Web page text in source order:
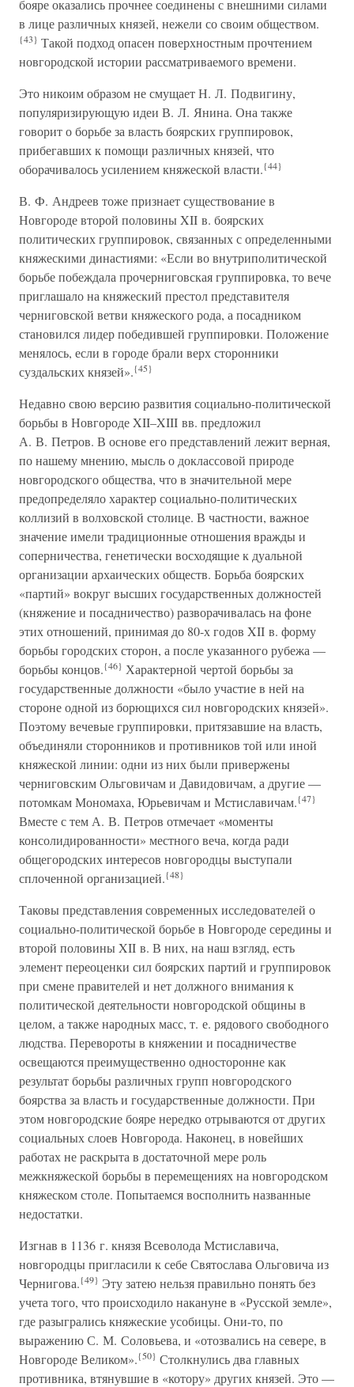
бояре оказались прочнее соединены с внешними силами
в лице различных князей, нежели со своим обществом.
{43} Такой подход опасен поверхностным прочтением
новгородской истории рассматриваемого времени.
Это никоим образом не смущает Н. Л. Подвигину,
популяризирующую идеи В. Л. Янина. Она также
говорит о борьбе за власть боярских группировок,
прибегавших к помощи различных князей, что
оборачивалось усилением княжеской власти.{44}
В. Ф. Андреев тоже признает существование в
Новгороде второй половины XII в. боярских
политических группировок, связанных с определенными
княжескими династиями: «Если во внутриполитической
борьбе побеждала прочерниговская группировка, то вече
приглашало на княжеский престол представителя
черниговской ветви княжеского рода, а посадником
становился лидер победившей группировки. Положение
менялось, если в городе брали верх сторонники
суздальских князей».{45}
Недавно свою версию развития социально-политической
борьбы в Новгороде XII–XIII вв. предложил
А. В. Петров. В основе его представлений лежит верная,
по нашему мнению, мысль о доклассовой природе
новгородского общества, что в значительной мере
предопределяло характер социально-политических
коллизий в волховской столице. В частности, важное
значение имели традиционные отношения вражды и
соперничества, генетически восходящие к дуальной
организации архаических обществ. Борьба боярских
«партий» вокруг высших государственных должностей
(княжение и посадничество) разворачивалась на фоне
этих отношений, принимая до 80-х годов XII в. форму
борьбы городских сторон, а после указанного рубежа —
борьбы концов.{46} Характерной чертой борьбы за
государственные должности «было участие в ней на
стороне одной из борющихся сил новгородских князей».
Поэтому вечевые группировки, притязавшие на власть,
объединяли сторонников и противников той или иной
княжеской линии: одни из них были привержены
черниговским Ольговичам и Давидовичам, а другие —
потомкам Мономаха, Юрьевичам и Мстиславичам.{47}
Вместе с тем А. В. Петров отмечает «моменты
консолидированности» местного веча, когда ради
общегородских интересов новгородцы выступали
сплоченной организацией.{48}
Таковы представления современных исследователей о
социально-политической борьбе в Новгороде середины и
второй половины XII в. В них, на наш взгляд, есть
элемент переоценки сил боярских партий и группировок
при смене правителей и нет должного внимания к
политической деятельности новгородской общины в
целом, а также народных масс, т. е. рядового свободного
людства. Перевороты в княжении и посадничестве
освещаются преимущественно односторонне как
результат борьбы различных групп новгородского
боярства за власть и государственные должности. При
этом новгородские бояре нередко отрываются от других
социальных слоев Новгорода. Наконец, в новейших
работах не раскрыта в достаточной мере роль
межкняжеской борьбы в перемещениях на новгородском
княжеском столе. Попытаемся восполнить названные
недостатки.
Изгнав в 1136 г. князя Всеволода Мстиславича,
новгородцы пригласили к себе Святослава Ольговича из
Чернигова.{49} Эту затею нельзя правильно понять без
учета того, что происходило накануне в «Русской земле»,
где разыгрались княжеские усобицы. Они-то, по
выражению С. М. Соловьева, и «отозвались на севере, в
Новгороде Великом».{50} Столкнулись два главных
противника, втянувшие в «котору» других князей. Это —